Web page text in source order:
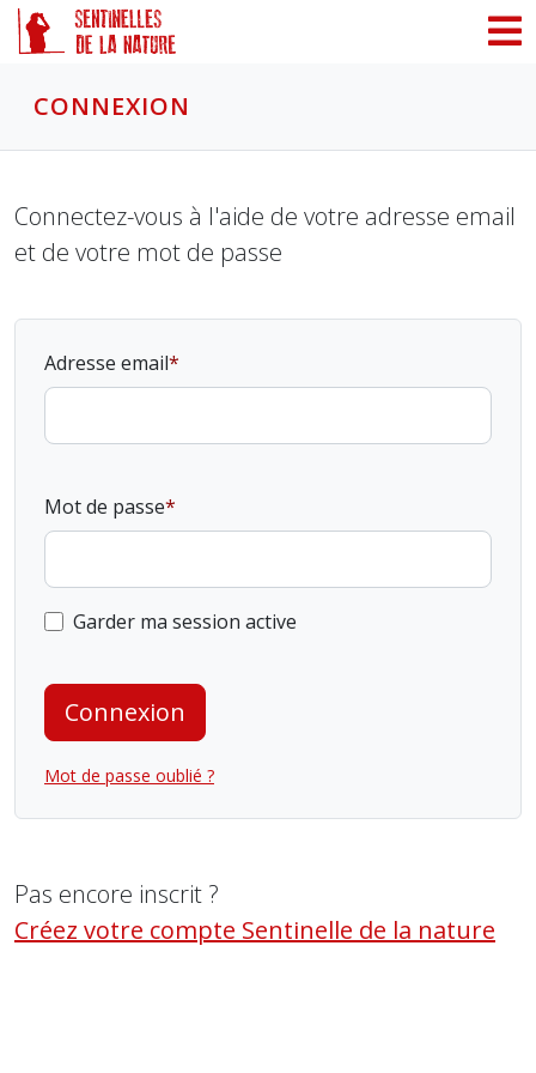
CONNEXION
Connectez-vous à l'aide de votre adresse email
et de votre mot de passe
Adresse email
Mot de passe
Garder ma session active
Connexion
Mot de passe oublié ?
Pas encore inscrit ?
Créez votre compte Sentinelle de la nature
Panneau de gestion des cookies